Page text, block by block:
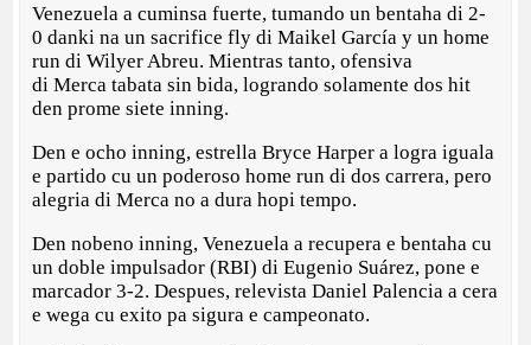
Venezuela a cuminsa fuerte, tumando un bentaha di 2-
0 danki na un sacrifice fly di Maikel García y un home
run di Wilyer Abreu. Mientras tanto, ofensiva
di Merca tabata sin bida, logrando solamente dos hit
den prome siete inning.
Den e ocho inning, estrella Bryce Harper a logra iguala
e partido cu un poderoso home run di dos carrera, pero
alegria di Merca no a dura hopi tempo.
Den nobeno inning, Venezuela a recupera e bentaha cu
un doble impulsador (RBI) di Eugenio Suárez, pone e
marcador 3-2. Despues, relevista Daniel Palencia a cera
e wega cu exito pa sigura e campeonato.